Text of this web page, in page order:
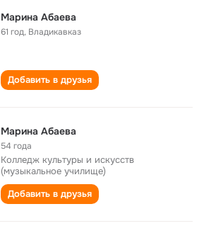
Марина Абаева
61 год, Владикавказ
Добавить в друзья
Марина Абаева
54 года
Колледж культуры и искусств
(музыкальное училище)
Добавить в друзья